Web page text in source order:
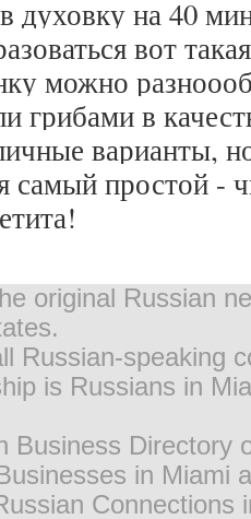
духовку на 40
вот
можно
грибами в
варианты,
самый простой -
original Russian
Russian-speaking
is Russians in
Business Directory
in Miami